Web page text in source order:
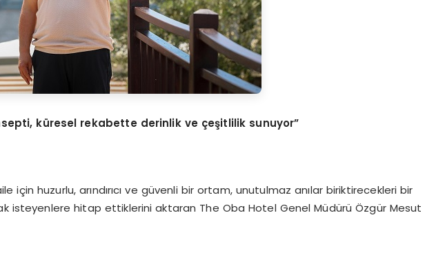
küresel rekabette derinlik ve çeşitlilik sunuyor”
için huzurlu, arındırıcı ve güvenli bir ortam, unutulmaz anılar biriktirecekleri bir
isteyenlere hitap ettiklerini aktaran The Oba Hotel Genel Müdürü Özgür Mesut